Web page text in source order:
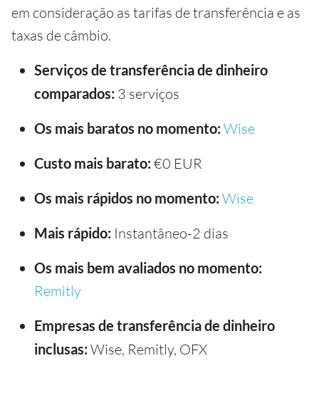
em consideração as tarifas de transferência e as
taxas de câmbio.
Serviços de transferência de dinheiro
comparados: 3 serviços
Os mais baratos no momento: Wise
Custo mais barato: €0 EUR
Os mais rápidos no momento: Wise
Mais rápido: Instantâneo-2 dias
Os mais bem avaliados no momento:
Remitly
Empresas de transferência de dinheiro
inclusas: Wise, Remitly, OFX